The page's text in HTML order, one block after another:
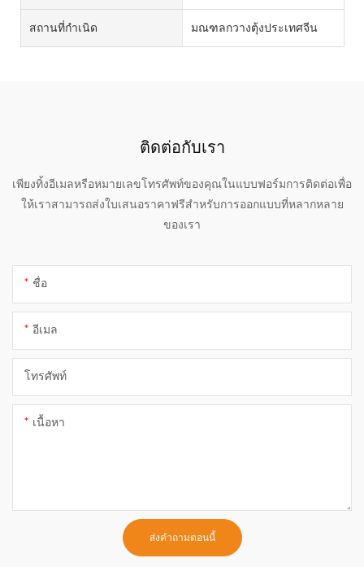
สถานที่กำเนิด มณฑลกวางตุ้งประเทศจีน
ติดต่อกับเรา
เพียงทิ้งอีเมลหรือหมายเลขโทรศัพท์ของคุณในแบบฟอร์มการติดต่อเพื่อ
ให้เราสามารถส่งใบเสนอราคาฟรีสำหรับการออกแบบที่หลากหลาย
ของเรา
ชื่อ
อีเมล
โทรศัพท์
เนื้อหา
ส่งคำถามตอนนี้